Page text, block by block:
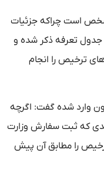
است چراکه جزئیات
جدول تعرفه ذکر شده و
ترخیص را انجام
وارد شده گفت: اگرچه
که ثبت سفارش وزارت
را مطابق آن پیش